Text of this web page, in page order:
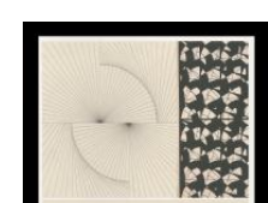
Image